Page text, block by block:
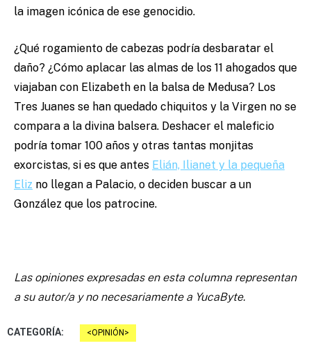
la imagen icónica de ese genocidio.
¿Qué rogamiento de cabezas podría desbaratar el
daño? ¿Cómo aplacar las almas de los 11 ahogados que
viajaban con Elizabeth en la balsa de Medusa? Los
Tres Juanes se han quedado chiquitos y la Virgen no se
compara a la divina balsera. Deshacer el maleficio
podría tomar 100 años y otras tantas monjitas
exorcistas, si es que antes Elián, Ilianet y la pequeña
Eliz no llegan a Palacio, o deciden buscar a un
González que los patrocine.
Las opiniones expresadas en esta columna representan
a su autor/a y no necesariamente a YucaByte.
CATEGORÍA: OPINIÓN